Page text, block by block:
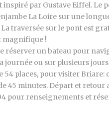
inspiré par Gustave Eiffel. Le
La Loire sur une
traversée sur le pont est
magnifique !
réserver un bateau pour
journée ou sur plusieurs
54 places, pour visiter Briare:
45 minutes. Départ et retour
pour renseignements et